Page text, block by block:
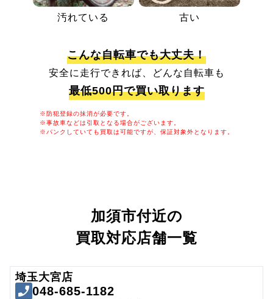
汚れている 古い
こんな自転車でも大丈夫！
安全に走行できれば、どんな自転車も
最低500円で買い取ります
※防犯登録の抹消が必要です。
※事故車などは引取となる場合がございます。
※パンクしていても買取は可能ですが、保証対象外となります。
加須市付近の
買取対応店舗一覧
埼玉大宮店
048-685-1182